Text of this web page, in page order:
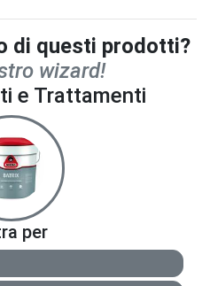
di questi prodotti?
wizard!
e Trattamenti
per